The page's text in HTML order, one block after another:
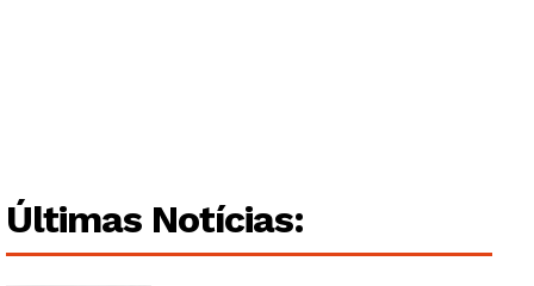
Institucional
Últimas Notícias: